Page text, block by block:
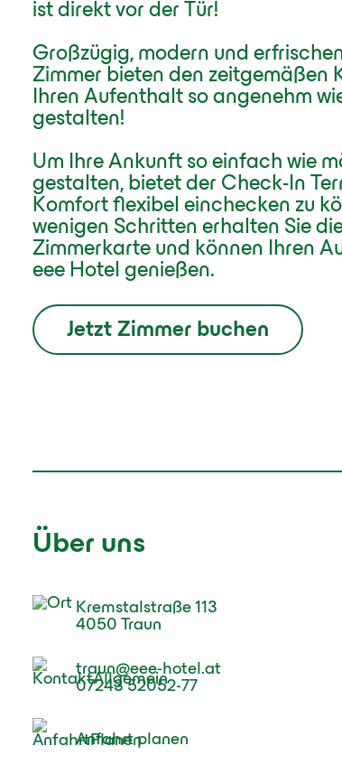
ist direkt vor der Tür!
Großzügig, modern und
Zimmer bieten den zeitgemäßen
Ihren Aufenthalt so angenehm
gestalten!
Um Ihre Ankunft so einfach wie
gestalten, bietet der Check-In
Komfort flexibel einchecken zu
wenigen Schritten erhalten Sie
Zimmerkarte und können Ihren
eee Hotel genießen.
Jetzt Zimmer buchen
Über uns
Kremstalstraße 113
4050 Traun
traun@eee-hotel.at
07243 52052-77
Anfahrt planen